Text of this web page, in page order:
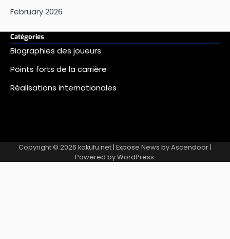
February 2026
Catégories
Biographies des joueurs
Points forts de la carrière
Réalisations internationales
Copyright © 2026 kokufu.net| Expose News byAscendoor|
Powered byWordPress.